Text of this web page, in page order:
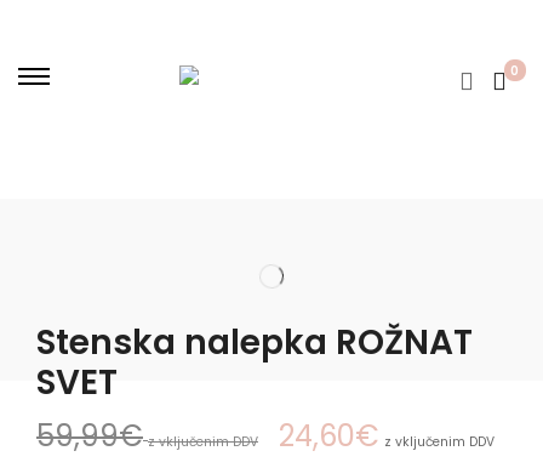
0
Stenska nalepka ROŽNAT
SVET
59,99€ z vključenim DDV 24,60€ z vključenim DDV